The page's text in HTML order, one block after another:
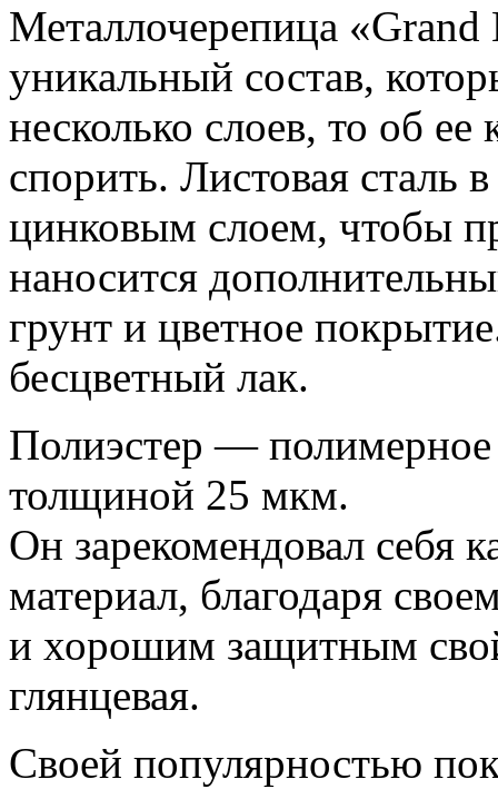
Металлочерепица
уникальный состав,
несколько слоев, то об
спорить. Листовая сталь
цинковым слоем, чтобы
наносится
грунт и цветное
бесцветный лак.
Полиэстер —
толщиной 25 мкм.
Он зарекомендовал себя
материал, благодаря
и хорошим защитным
глянцевая.
Своей популярностью